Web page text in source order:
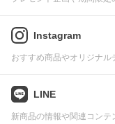
Instagram
おすすめ商品やオリジナ
LINE
新商品の情報や関連コンテ